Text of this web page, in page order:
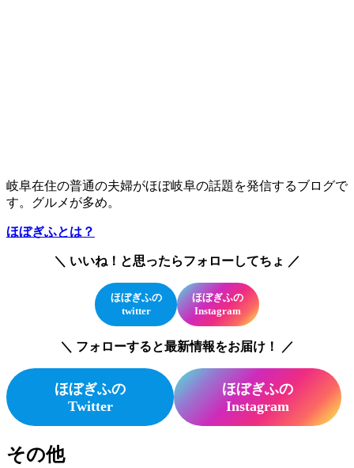
岐阜在住の普通の夫婦がほぼ岐阜の話題を発信するブログで
す。グルメが多め。
ほぼぎふとは？
＼ いいね！と思ったらフォローしてちょ ／
ほぼぎふの
twitter
ほぼぎふの
Instagram
＼ フォローすると最新情報をお届け！ ／
ほぼぎふの
Twitter
ほぼぎふの
Instagram
その他